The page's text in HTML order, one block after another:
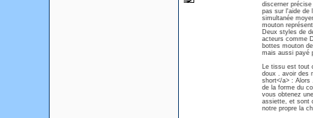
discerner
pas sur l'aide de
simultanée
mouton
Deux styles de
acteurs comme
bottes mouton
mais aussi payé
Le tissu est tout
doux . avoir des
short</a> : Alors
de la forme du
vous obtenez
assiette, et sont
notre propre la